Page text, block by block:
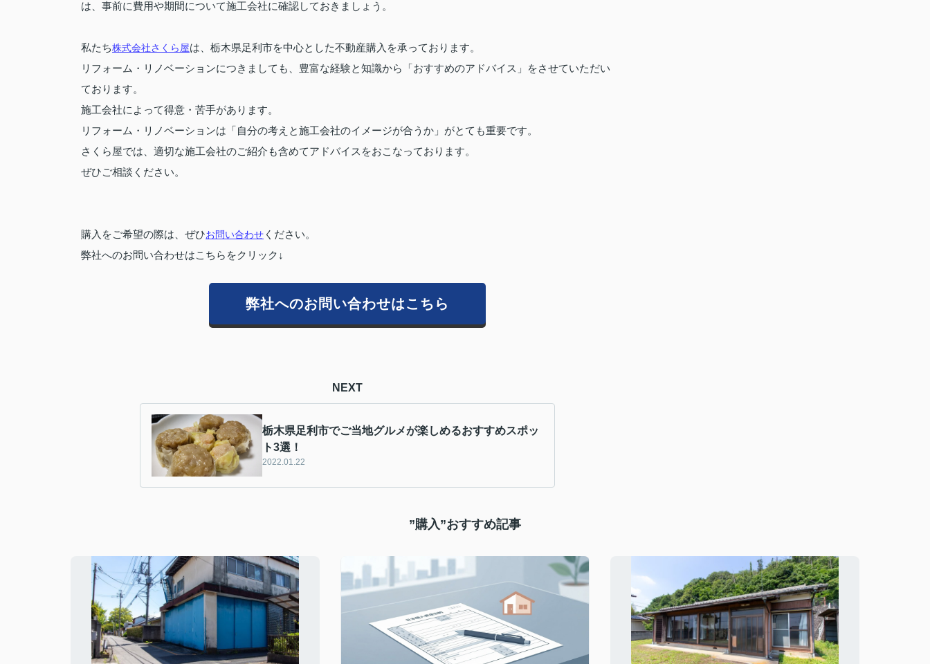
は、事前に費用や期間について施工会社に確認しておきましょう。
私たち株式会社さくら屋は、栃木県足利市を中心とした不動産購入を承っております。
リフォーム・リノベーションにつきましても、豊富な経験と知識から「おすすめのアドバイス」をさせていただい
ております。
施工会社によって得意・苦手があります。
リフォーム・リノベーションは「自分の考えと施工会社のイメージが合うか」がとても重要です。
さくら屋では、適切な施工会社のご紹介も含めてアドバイスをおこなっております。
ぜひご相談ください。
購入をご希望の際は、ぜひお問い合わせ ください。
弊社へのお問い合わせはこちらをクリック↓
弊社へのお問い合わせはこちら
NEXT
栃木県足利市でご当地グルメが楽しめるおすすめスポッ
ト3選！
2022.01.22
”購入”おすすめ記事